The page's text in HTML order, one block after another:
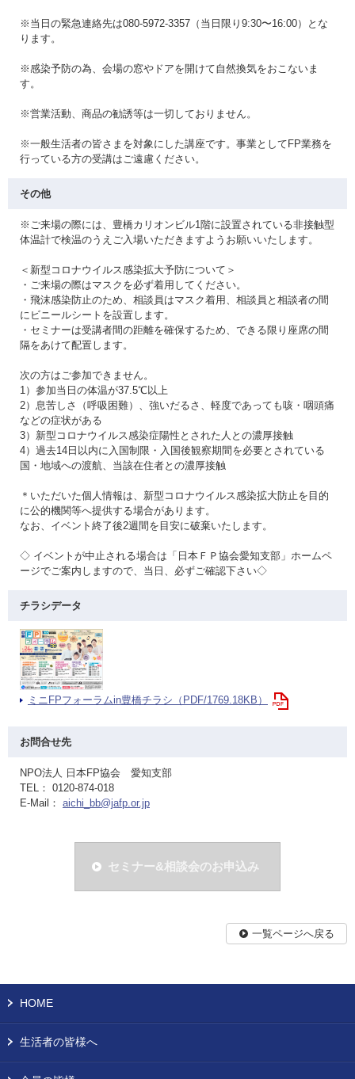
※当日の緊急連絡先は080-5972-3357（当日限り9:30〜16:00）とな
ります。
※感染予防の為、会場の窓やドアを開けて自然換気をおこないま
す。
※営業活動、商品の勧誘等は一切しておりません。
※一般生活者の皆さまを対象にした講座です。事業としてFP業務を
行っている方の受講はご遠慮ください。
その他
※ご来場の際には、豊橋カリオンビル1階に設置されている非接触型
体温計で検温のうえご入場いただきますようお願いいたします。
＜新型コロナウイルス感染拡大予防について＞
・ご来場の際はマスクを必ず着用してください。
・飛沫感染防止のため、相談員はマスク着用、相談員と相談者の間
にビニールシートを設置します。
・セミナーは受講者間の距離を確保するため、できる限り座席の間
隔をあけて配置します。
次の方はご参加できません。
1）参加当日の体温が37.5℃以上
2）息苦しさ（呼吸困難）、強いだるさ、軽度であっても咳・咽頭痛
などの症状がある
3）新型コロナウイルス感染症陽性とされた人との濃厚接触
4）過去14日以内に入国制限・入国後観察期間を必要とされている
国・地域への渡航、当該在住者との濃厚接触
＊いただいた個人情報は、新型コロナウイルス感染拡大防止を目的
に公的機関等へ提供する場合があります。
なお、イベント終了後2週間を目安に破棄いたします。
◇ イベントが中止される場合は「日本ＦＰ協会愛知支部」ホームペ
ージでご案内しますので、当日、必ずご確認下さい◇
チラシデータ
ミニFPフォーラムin豊橋チラシ（PDF/1769.18KB）
お問合せ先
NPO法人 日本FP協会 愛知支部
TEL： 0120-874-018
E-Mail： aichi_bb@jafp.or.jp
セミナー&相談会のお申込み
一覧ページへ戻る
HOME
生活者の皆様へ